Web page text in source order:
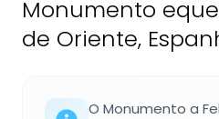
Monumento
de Oriente,
O Monumento a